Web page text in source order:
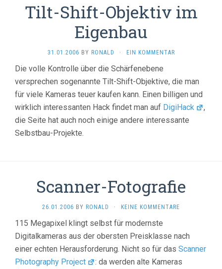
Tilt-Shift-Objektiv im
Eigenbau
31.01.2006 BY RONALD · EIN KOMMENTAR
Die volle Kontrolle über die Schärfenebene
versprechen sogenannte Tilt-Shift-Objektive, die man
für viele Kameras teuer kaufen kann. Einen billigen und
wirklich interessanten Hack findet man auf DigiHack
,
die Seite hat auch noch einige andere interessante
Selbstbau-Projekte.
Scanner-Fotografie
26.01.2006 BY RONALD · KEINE KOMMENTARE
115 Megapixel klingt selbst für modernste
Digitalkameras aus der obersten Preisklasse nach
einer echten Herausforderung. Nicht so für das Scanner
Photography Project
: da werden alte Kameras